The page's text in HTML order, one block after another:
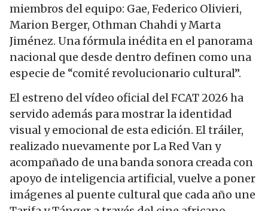
miembros del equipo: Gae, Federico Olivieri,
Marion Berger, Othman Chahdi y Marta
Jiménez. Una fórmula inédita en el panorama
nacional que desde dentro definen como una
especie de “comité revolucionario cultural”.
El estreno del vídeo oficial del FCAT 2026 ha
servido además para mostrar la identidad
visual y emocional de esta edición. El tráiler,
realizado nuevamente por La Red Van y
acompañado de una banda sonora creada con
apoyo de inteligencia artificial, vuelve a poner
imágenes al puente cultural que cada año une